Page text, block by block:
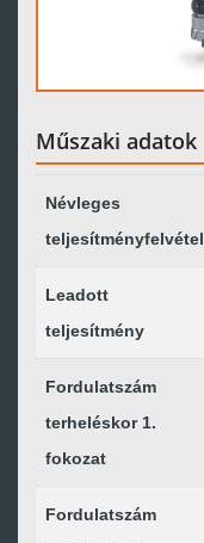
Műszaki adatok
Névleges
teljesítményfelvétel
Leadott
teljesítmény
Fordulatszám
terheléskor 1.
fokozat
Fordulatszám